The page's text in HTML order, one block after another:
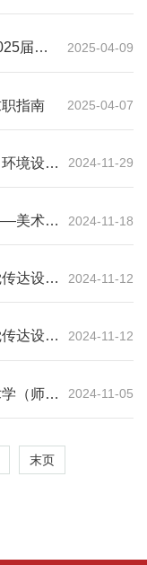
届毕
2025-04-09
指南 2025-04-07
境设计
2024-11-29
美术学
2024-11-18
达设计
2024-11-12
达设计
2024-11-12
（师
2024-11-05
末页